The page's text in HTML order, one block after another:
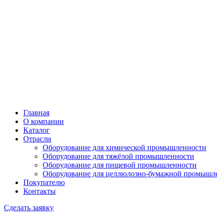
Главная
О компании
Каталог
Отрасли
Оборудование для химической промышленности
Оборудование для тяжёлой промышленности
Оборудование для пищевой промышленности
Оборудование для целлюлозно-бумажной
Покупателю
Контакты
Сделать заявку